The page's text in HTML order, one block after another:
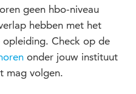
geen hbo-niveau
hebben met het
opleiding. Check op de
onder jouw instituut
mag volgen.